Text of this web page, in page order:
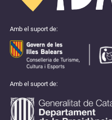
Amb el suport de:
Amb el suport de: